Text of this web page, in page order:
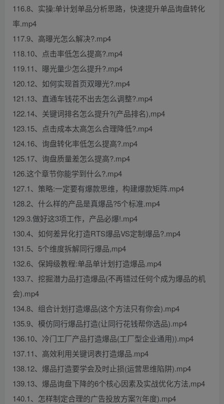
116.8、实操:单计划单品分析思路，快速提升单品询盘转化
率.mp4
117.9、高曝光怎么解决?.mp4
118.10、点击率低怎么提高?.mp4
119.11、曝光量少怎么提升?.mp4
120.12、如何实现首页双曝光?.mp4
121.13、直通车钱花不出去怎么调整?.mp4
122.14、关键词排名怎么提升?(产品排名),mp4
123.15、点击成本太高怎么合理降低?.mp4
124.16、询盘转化率低怎么提高?.mp4
125.17、询盘质量差怎么提高?.mp4
126.这个章节你能学到什么?.mp4
127.1、策略:一定要有爆款思维，构建爆款矩阵.mp4
128.2、什么样的产品是真爆品?5个标准.mp4
129.3.做好这3项工作，产品必爆!.mp4
130.4、如何差异化打造RTS爆品VS定制爆品?.mp4
131.5、5个维度拆解同行爆品,mp4
132.6、保姆级教程:单品单计划打造爆品.mp4
133.7、挖掘潜力品打造爆品(不再错过任何个成为爆品的机
会).mp4
134.8、组合计划打造爆品(这个方法只有你会).mp4
135.9、模仿同行爆品打造(让同行花钱帮你选品).mp4
136.10、冷门工厂产品打造爆品(工厂型企业通用)).mp4
137.11、高效利用关键词表打造爆品.mp4
138.12、爆品打造要学会及时止损(运营思维陷阱).mp4
139.13、爆品询盘下降的6个核心因素及实战优化方法,mp4
140.1、怎样制定合理的广告投放方案?(年度).mp4